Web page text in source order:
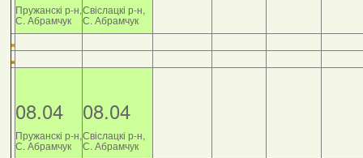
Пружанскі р-н,
С. Абрамчук
Свіслацкі р-н,
С. Абрамчук
08.04
Пружанскі р-н,
С. Абрамчук
08.04
Свіслацкі р-н,
С. Абрамчук